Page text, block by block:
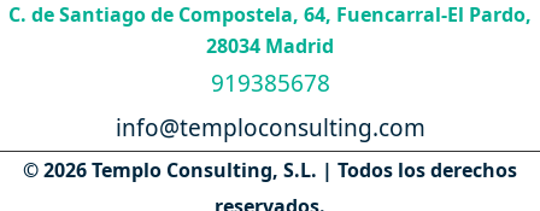
C. de Santiago de Compostela, 64, Fuencarral-El Pardo,
28034 Madrid
919385678
info@temploconsulting.com
© 2026 Templo Consulting, S.L. | Todos los derechos